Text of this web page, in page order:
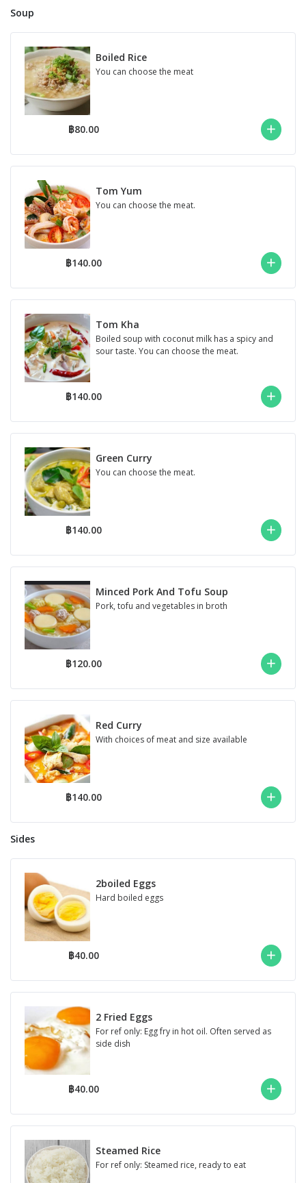
Soup
Boiled Rice
You can choose the meat
฿80.00
Tom Yum
You can choose the meat.
฿140.00
Tom Kha
Boiled soup with coconut milk has a spicy and
sour taste. You can choose the meat.
฿140.00
Green Curry
You can choose the meat.
฿140.00
Minced Pork And Tofu Soup
Pork, tofu and vegetables in broth
฿120.00
Red Curry
With choices of meat and size available
฿140.00
Sides
2boiled Eggs
Hard boiled eggs
฿40.00
2 Fried Eggs
For ref only: Egg fry in hot oil. Often served as
side dish
฿40.00
Steamed Rice
For ref only: Steamed rice, ready to eat